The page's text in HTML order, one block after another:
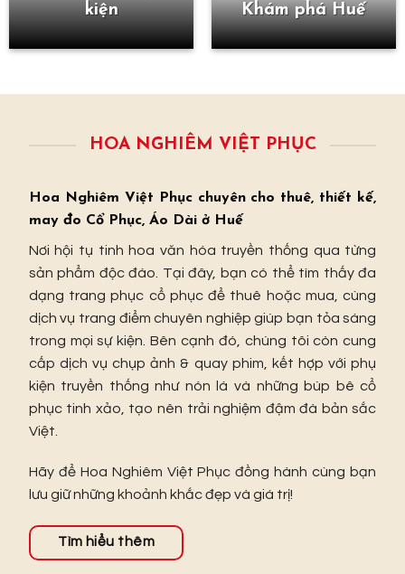
kiện
Khám phá Huế
HOA NGHIÊM VIỆT PHỤC
Hoa Nghiêm Việt Phục chuyên cho thuê, thiết kế,
may đo Cổ Phục, Áo Dài ở Huế
Nơi hội tụ tinh hoa văn hóa truyền thống qua từng
sản phẩm độc đáo. Tại đây, bạn có thể tìm thấy đa
dạng trang phục cổ phục để thuê hoặc mua, cùng
dịch vụ trang điểm chuyên nghiệp giúp bạn tỏa sáng
trong mọi sự kiện. Bên cạnh đó, chúng tôi còn cung
cấp dịch vụ chụp ảnh & quay phim, kết hợp với phụ
kiện truyền thống như nón lá và những búp bê cổ
phục tinh xảo, tạo nên trải nghiệm đậm đà bản sắc
Việt.
Hãy để Hoa Nghiêm Việt Phục đồng hành cùng bạn
lưu giữ những khoảnh khắc đẹp và giá trị!
Tìm hiểu thêm